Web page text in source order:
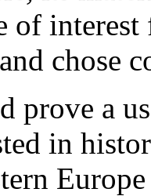
of
chose
prove a
in